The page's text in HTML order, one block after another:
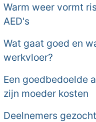
Warm weer vormt
AED's
Wat gaat goed en
werkvloer?
Een goedbedoelde
zijn moeder kosten
Deelnemers